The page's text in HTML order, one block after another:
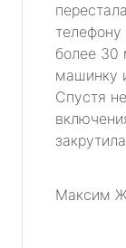
более 30
машинку
Спустя
Максим